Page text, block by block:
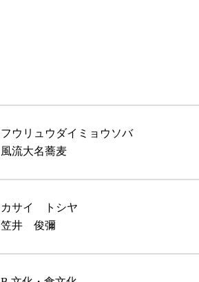
フウリュウダイミョウソバ
風流大名蕎麦
カサイ トシヤ
笠井 俊彌